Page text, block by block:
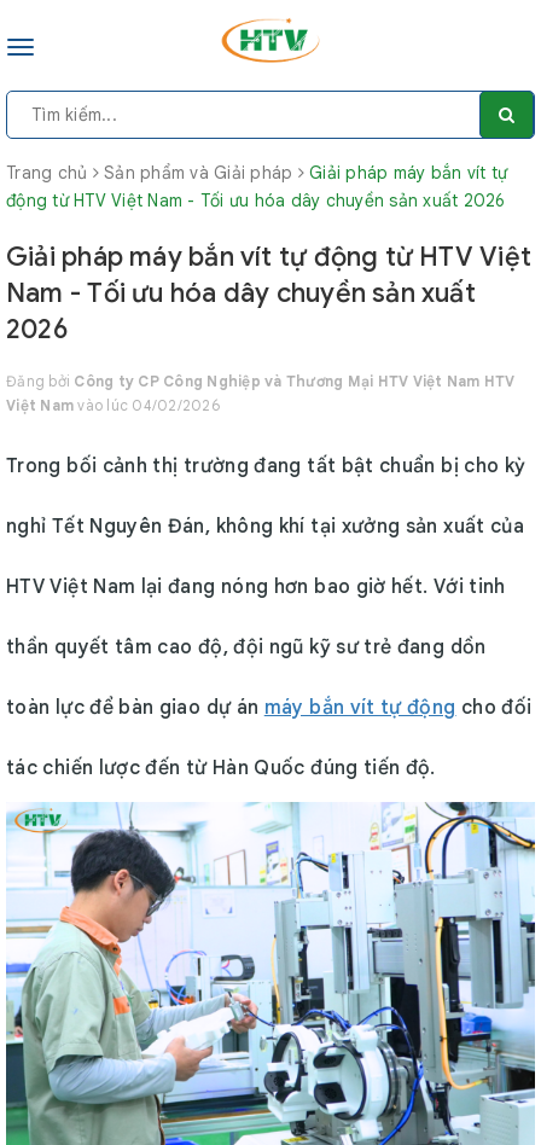
Toggle
Trang chủ Sản phẩm và Giải pháp
Giải pháp máy bắn vít tự
động từ HTV Việt Nam - Tối ưu hóa dây chuyền sản xuất 2026
Giải pháp máy bắn vít tự động từ HTV Việt
Nam - Tối ưu hóa dây chuyền sản xuất
2026
Đăng bởi Công ty CP Công Nghiệp và Thương Mại HTV Việt Nam HTV
Việt Nam vào lúc 04/02/2026
Trong bối cảnh thị trường đang tất bật chuẩn bị cho kỳ
nghỉ Tết Nguyên Đán, không khí tại xưởng sản xuất của
HTV Việt Nam lại đang nóng hơn bao giờ hết. Với tinh
thần quyết tâm cao độ, đội ngũ kỹ sư trẻ đang dồn
toàn lực để bàn giao dự án máy bắn vít tự động cho đối
tác chiến lược đến từ Hàn Quốc đúng tiến độ.